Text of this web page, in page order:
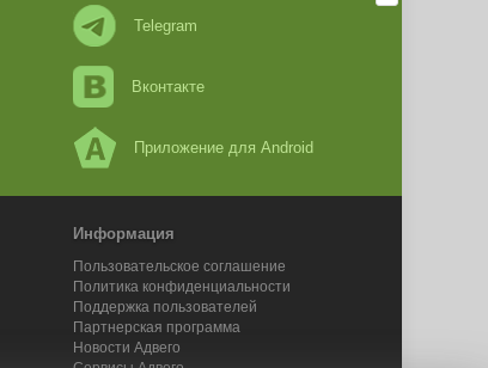
Telegram
Вконтакте
Приложение для Android
Информация
Пользовательское соглашение
Политика конфиденциальности
Поддержка пользователей
Партнерская программа
Новости Адвего